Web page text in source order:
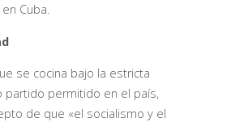
Cuba.
se cocina bajo la estricta
partido permitido en el país,
de que «el socialismo y el